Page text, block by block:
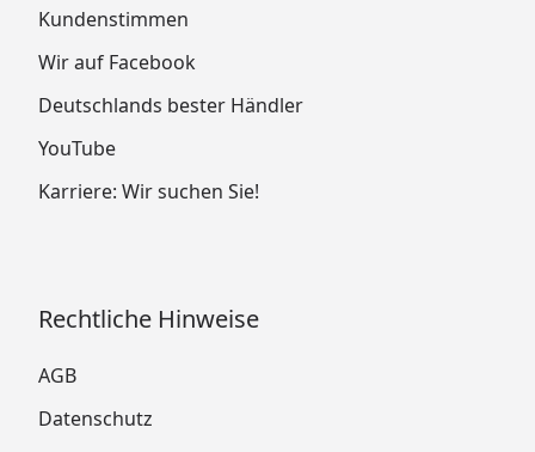
Kundenstimmen
Wir auf Facebook
Deutschlands bester Händler
YouTube
Karriere: Wir suchen Sie!
Rechtliche Hinweise
AGB
Datenschutz